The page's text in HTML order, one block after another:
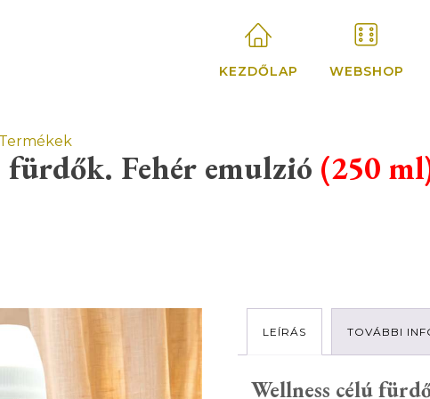
KEZDŐLAP WEBSHOP
ÉS FÜRDŐTERÁPIA
fizioterápia
Termékek
Fehér emulzió (250
LEÍRÁS TOVÁBBI
Wellness célú